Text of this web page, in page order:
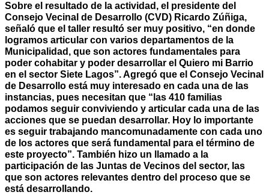
Sobre el resultado de la actividad, el presidente del
Consejo Vecinal de Desarrollo (CVD) Ricardo Zúñiga,
señaló que el taller resultó ser muy positivo, “en donde
logramos articular con varios departamentos de la
Municipalidad, que son actores fundamentales para
poder cohabitar y poder desarrollar el Quiero mi Barrio
en el sector Siete Lagos”. Agregó que el Consejo Vecinal
de Desarrollo está muy interesado en cada una de las
instancias, pues necesitan que “las 410 familias
podamos seguir conviviendo y articular cada una de las
acciones que se puedan desarrollar. Hoy lo importante
es seguir trabajando mancomunadamente con cada uno
de los actores que será fundamental para el término de
este proyecto”. También hizo un llamado a la
participación de las Juntas de Vecinos del sector, las
que son actores relevantes dentro del proceso que se
está desarrollando.